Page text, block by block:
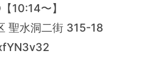
10:14〜】
聖水洞二街 315-18